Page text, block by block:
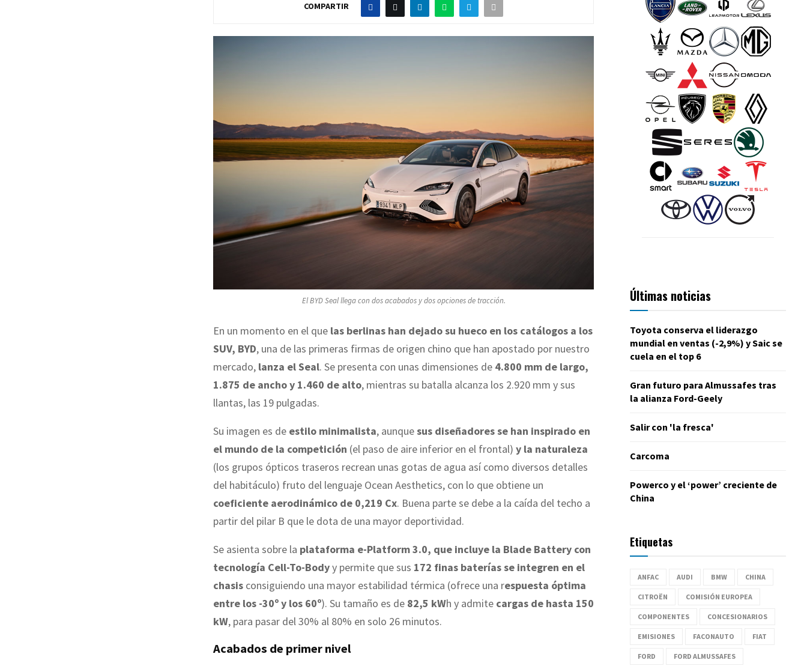
COMPARTIR
El BYD Seal llega con dos acabados y dos opciones de tracción.
En un momento en el que las berlinas han dejado su hueco en los catálogos a los
SUV, BYD, una de las primeras firmas de origen chino que han apostado por nuestro
mercado, lanza el Seal. Se presenta con unas dimensiones de 4.800 mm de largo,
1.875 de ancho y 1.460 de alto, mientras su batalla alcanza los 2.920 mm y sus
llantas, las 19 pulgadas.
Su imagen es de estilo minimalista, aunquesus diseñadores se han inspirado en
el mundo de la competición (el paso de aire inferior en el frontal) y la naturaleza
(los grupos ópticos traseros recrean unas gotas de agua así como diversos detalles
del habitáculo) fruto del lenguaje Ocean Aesthetics, con lo que obtiene un
coeficiente aerodinámico de 0,219 Cx. Buena parte se debe a la caída del techo a
partir del pilar B que le dota de una mayor deportividad.
Se asienta sobre la plataforma e-Platform 3.0, que incluye la Blade Battery con
tecnología Cell-To-Bodyy permite que sus 172 finas baterías se integren en el
chasis consiguiendo una mayor estabilidad térmica (ofrece una respuesta óptima
entre los -30º y los 60º). Su tamaño es de 82,5 kWh y admite cargas de hasta 150
kW, para pasar del 30% al 80% en solo 26 minutos.
Acabados de primer nivel
Últimas noticias
Toyota conserva el liderazgo
mundial en ventas (-2,9%) y Saic se
cuela en el top 6
Gran futuro para Almussafes tras
la alianza Ford-Geely
Salir con 'la fresca'
Carcoma
Powerco y el ‘power’ creciente de
China
Etiquetas
ANFAC AUDI BMW CHINA
CITROËN COMISIÓN EUROPEA
COMPONENTES CONCESIONARIOS
EMISIONES FACONAUTO FIAT
FORD FORD ALMUSSAFES